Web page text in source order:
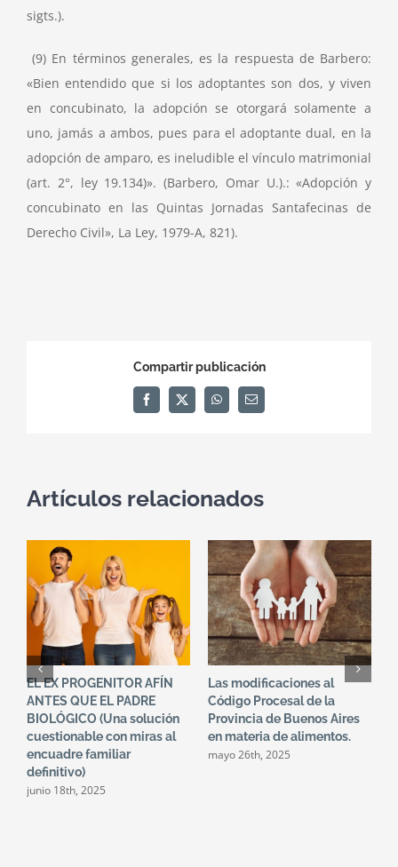
sigts.).
(9) En términos generales, es la respuesta de Barbero:
«Bien entendido que si los adoptantes son dos, y viven
en concubinato, la adopción se otorgará solamente a
uno, jamás a ambos, pues para el adoptante dual, en la
adopción de amparo, es ineludible el vínculo matrimonial
(art. 2°, ley 19.134)». (Barbero, Omar U.).: «Adopción y
concubinato en las Quintas Jornadas Santafecinas de
Derecho Civil», La Ley, 1979-A, 821).
Compartir publicación
Facebook
X WhatsAppCorreo
electrónico
Artículos relacionados
EL EX PROGENITOR AFÍN
ANTES QUE EL PADRE
BIOLÓGICO (Una solución
cuestionable con miras al
encuadre familiar
definitivo)
junio 18th, 2025
Las modificaciones al
Código Procesal de la
Provincia de Buenos Aires
en materia de alimentos.
mayo 26th, 2025